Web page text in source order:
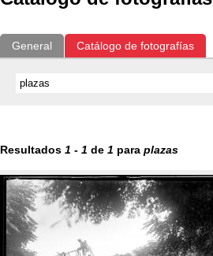
General Catálogo de fotografías
Resultados 1 - 1 de 1 para plazas